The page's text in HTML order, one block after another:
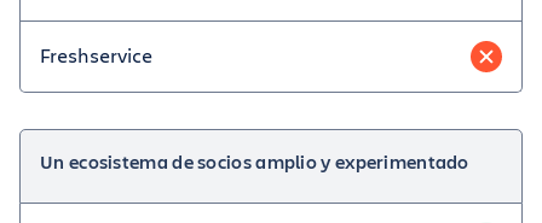
Freshservice
Un ecosistema de socios amplio y experimentado